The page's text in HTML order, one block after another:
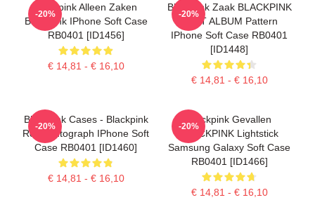
Blackpink Alleen Zaken
Blackpink IPhone Soft Case
RB0401 [ID1456]
€ 14,81 - € 16,10
-20%
Blackpink Zaak BLACKPINK
- HET ALBUM Pattern
IPhone Soft Case RB0401
[ID1448]
€ 14,81 - € 16,10
-20%
Blackpink Cases - Blackpink
Rosè Autograph IPhone Soft
Case RB0401 [ID1460]
€ 14,81 - € 16,10
-20%
Blackpink Gevallen
BLACKPINK Lightstick
Samsung Galaxy Soft Case
RB0401 [ID1466]
€ 14,81 - € 16,10
-20%